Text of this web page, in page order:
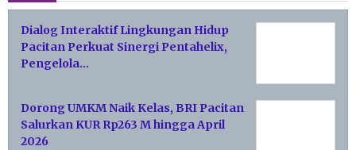
Dialog Interaktif Lingkungan Hidup
Pacitan Perkuat Sinergi Pentahelix,
Pengelola…
Dorong UMKM Naik Kelas, BRI Pacitan
Salurkan KUR Rp263 M hingga April
2026